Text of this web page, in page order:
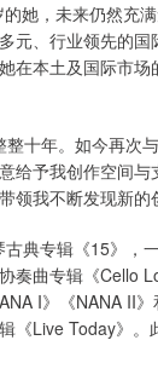
她，未来仍然充
元、行业领先的
在本土及国际市场
十年。如今再次
给予我创作空间
领我不断发现新的
典专辑《15》，
奏曲专辑《Cello
I》《NANA II
《Live Today》